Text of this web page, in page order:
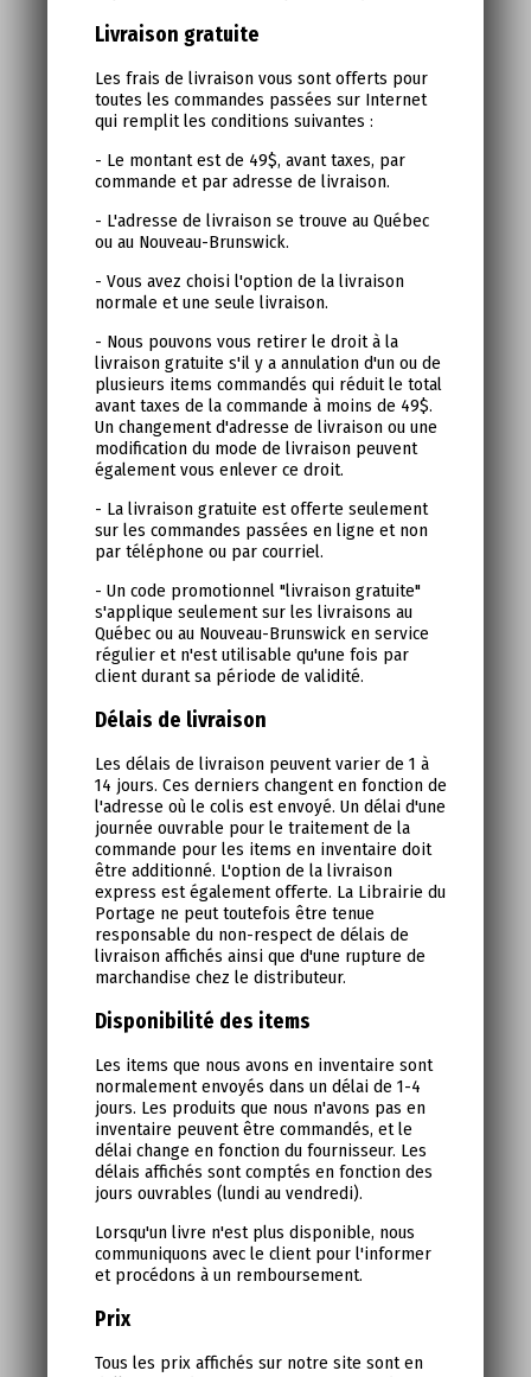
Livraison gratuite
Les frais de livraison vous sont offerts pour
toutes les commandes passées sur Internet
qui remplit les conditions suivantes :
- Le montant est de 49$, avant taxes, par
commande et par adresse de livraison.
- L'adresse de livraison se trouve au Québec
ou au Nouveau-Brunswick.
- Vous avez choisi l'option de la livraison
normale et une seule livraison.
- Nous pouvons vous retirer le droit à la
livraison gratuite s'il y a annulation d'un ou de
plusieurs items commandés qui réduit le total
avant taxes de la commande à moins de 49$.
Un changement d'adresse de livraison ou une
modification du mode de livraison peuvent
également vous enlever ce droit.
- La livraison gratuite est offerte seulement
sur les commandes passées en ligne et non
par téléphone ou par courriel.
- Un code promotionnel "livraison gratuite"
s'applique seulement sur les livraisons au
Québec ou au Nouveau-Brunswick en service
régulier et n'est utilisable qu'une fois par
client durant sa période de validité.
Délais de livraison
Les délais de livraison peuvent varier de 1 à
14 jours. Ces derniers changent en fonction de
l'adresse où le colis est envoyé. Un délai d'une
journée ouvrable pour le traitement de la
commande pour les items en inventaire doit
être additionné. L'option de la livraison
express est également offerte. La Librairie du
Portage ne peut toutefois être tenue
responsable du non-respect de délais de
livraison affichés ainsi que d'une rupture de
marchandise chez le distributeur.
Disponibilité des items
Les items que nous avons en inventaire sont
normalement envoyés dans un délai de 1-4
jours. Les produits que nous n'avons pas en
inventaire peuvent être commandés, et le
délai change en fonction du fournisseur. Les
délais affichés sont comptés en fonction des
jours ouvrables (lundi au vendredi).
Lorsqu'un livre n'est plus disponible, nous
communiquons avec le client pour l'informer
et procédons à un remboursement.
Prix
Tous les prix affichés sur notre site sont en